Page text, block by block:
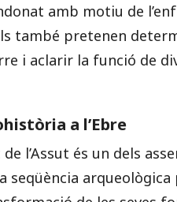
amb motiu de
també pretenen
i aclarir la funció de
a l’Ebre
l’Assut és un dels
seqüència